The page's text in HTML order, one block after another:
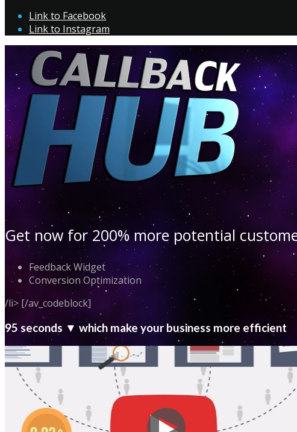
Link to Facebook
Link to Instagram
Get now for 200% more potential
Feedback Widget
Conversion Optimization
/li> [/av_codeblock]
95 seconds ▼ which make your business more efficient